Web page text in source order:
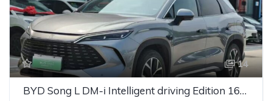
14
BYD Song L DM-i Intelligent driving Edition 160km Beyond